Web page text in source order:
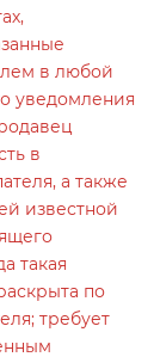
в любой
уведомления
в
а также
известной
такая
по
требует